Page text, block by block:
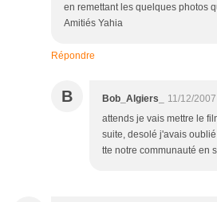
en remettant les quelques photos
Amitiés Yahia
Répondre
B Bob_Algiers_
11/12/
attends je vais mettre le
suite, desolé j'avais
tte notre communauté en